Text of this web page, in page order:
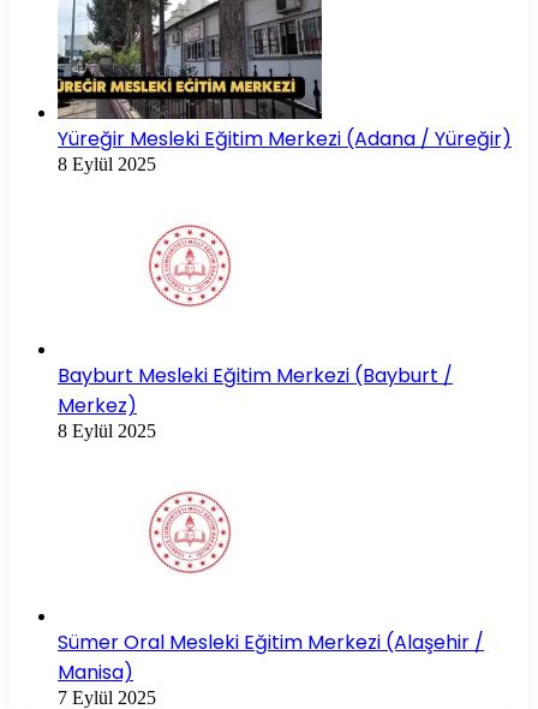
Yüreğir Mesleki Eğitim Merkezi (Adana / Yüreğir)
8 Eylül 2025
Bayburt Mesleki Eğitim Merkezi (Bayburt /
Merkez)
8 Eylül 2025
Sümer Oral Mesleki Eğitim Merkezi (Alaşehir /
Manisa)
7 Eylül 2025